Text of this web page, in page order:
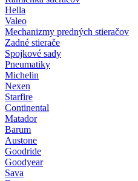
Hella
Valeo
Mechanizmy predných stieračov
Zadné stierače
Spojkové sady
Pneumatiky
Michelin
Nexen
Starfire
Continental
Matador
Barum
Austone
Goodride
Goodyear
Sava